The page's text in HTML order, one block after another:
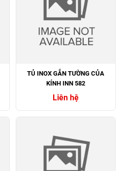
TỦ INOX GẮN TƯỜNG CỦA
KÍNH INN 582
Liên hệ